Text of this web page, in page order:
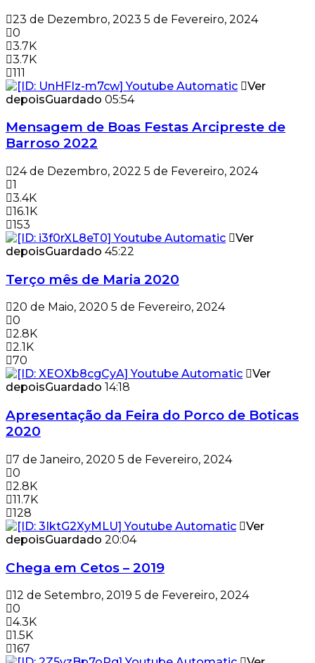
23 de Dezembro, 2023 5 de Fevereiro, 2024
0
3.7K
3.7K
111
Ver
depoisGuardado 05:54
Mensagem de Boas Festas Arcipreste de
Barroso 2022
24 de Dezembro, 2022 5 de Fevereiro, 2024
1
3.4K
16.1K
153
Ver
depoisGuardado 45:22
Terço mês de Maria 2020
20 de Maio, 2020 5 de Fevereiro, 2024
0
2.8K
2.1K
70
Ver
depoisGuardado 14:18
Apresentação da Feira do Porco de Boticas
2020
7 de Janeiro, 2020 5 de Fevereiro, 2024
0
2.8K
11.7K
128
Ver
depoisGuardado 20:04
Chega em Cetos – 2019
12 de Setembro, 2019 5 de Fevereiro, 2024
0
4.3K
1.5K
167